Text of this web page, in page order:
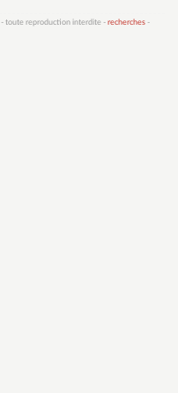
- toute reproduction interdite - recherches -